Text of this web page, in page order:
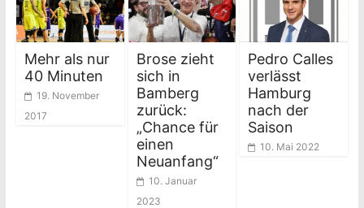
Mehr als nur
40 Minuten
19. November
2017
Brose zieht
sich in
Bamberg
zurück:
„Chance für
einen
Neuanfang“
10. Januar
2023
Pedro Calles
verlässt
Hamburg
nach der
Saison
10. Mai 2022